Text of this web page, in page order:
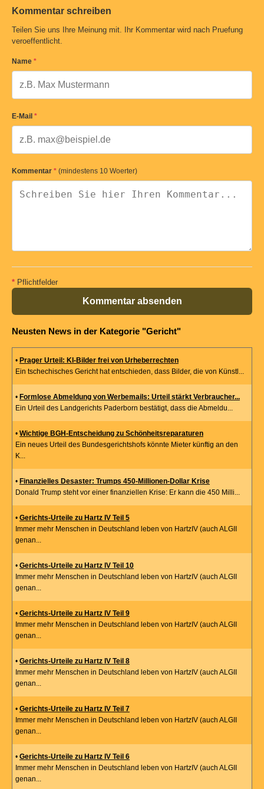
Kommentar schreiben
Teilen Sie uns Ihre Meinung mit. Ihr Kommentar wird nach Pruefung
veroeffentlicht.
Name *
E-Mail *
Kommentar * (mindestens 10 Woerter)
* Pflichtfelder
Kommentar absenden
Neusten News in der Kategorie "Gericht"
• Prager Urteil: KI-Bilder frei von Urheberrechten
Ein tschechisches Gericht hat entschieden, dass Bilder, die von Künstl...
• Formlose Abmeldung von Werbemails: Urteil stärkt Verbraucher...
Ein Urteil des Landgerichts Paderborn bestätigt, dass die Abmeldu...
• Wichtige BGH-Entscheidung zu Schönheitsreparaturen
Ein neues Urteil des Bundesgerichtshofs könnte Mieter künftig an den
K...
• Finanzielles Desaster: Trumps 450-Millionen-Dollar Krise
Donald Trump steht vor einer finanziellen Krise: Er kann die 450 Milli...
• Gerichts-Urteile zu Hartz IV Teil 5
Immer mehr Menschen in Deutschland leben von HartzIV (auch ALGII
genan...
• Gerichts-Urteile zu Hartz IV Teil 10
Immer mehr Menschen in Deutschland leben von HartzIV (auch ALGII
genan...
• Gerichts-Urteile zu Hartz IV Teil 9
Immer mehr Menschen in Deutschland leben von HartzIV (auch ALGII
genan...
• Gerichts-Urteile zu Hartz IV Teil 8
Immer mehr Menschen in Deutschland leben von HartzIV (auch ALGII
genan...
• Gerichts-Urteile zu Hartz IV Teil 7
Immer mehr Menschen in Deutschland leben von HartzIV (auch ALGII
genan...
• Gerichts-Urteile zu Hartz IV Teil 6
Immer mehr Menschen in Deutschland leben von HartzIV (auch ALGII
genan...